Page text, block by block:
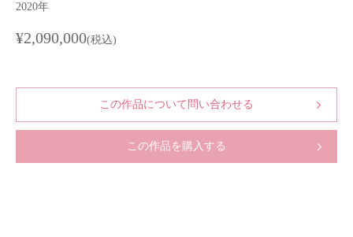
2020年
¥2,090,000(税込)
この作品について問い合わせる
この作品を購入する